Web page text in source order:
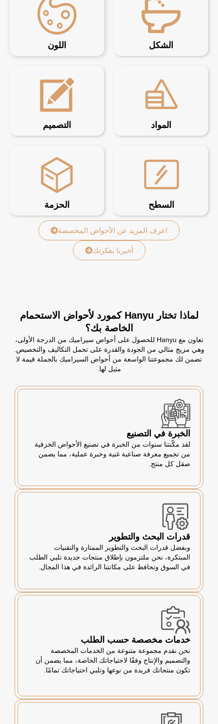
الشكل اللون
المواد التصميم
السطح الحزمة
اعرف المزيد عن الأحواض المخصصة
أخبرنا بفكرتك
لماذا تختار Hanyu كمورد لأحواض الاستحمام
الخاصة بك؟
تعاون مع Hanyu للحصول على أحواض سيراميك من الدرجة الأولى،
وهي مزيج مثالي من الجودة والقدرة على تحمل التكاليف والتخصيص.
تضمن لك مجموعتنا الواسعة من أحواض السيراميك بالجملة قيمة لا
مثيل لها.
الخبرة في التصنيع
لقد مكّنتنا سنوات من الخبرة في تصنيع الأحواض الخزفية
من تجميع معرفة صناعية غنية وخبرة عملية، مما يضمن
صقل كل منتج.
قدرات البحث والتطوير
وبفضل قدرات البحث والتطوير الممتازة والتقنيات
المبتكرة، نحن ملتزمون بإطلاق منتجات جديدة تلبي الطلب
في السوق وتحافظ على مكانتنا الرائدة في هذا المجال.
خدمات مخصصة حسب الطلب
نحن نقدم مجموعة متنوعة من الخدمات المخصصة
والتصميم والإنتاج وفقًا لاحتياجاتك الخاصة، مما يضمن أن
تكون منتجاتك فريدة من نوعها وتلبي احتياجاتك تمامًا.